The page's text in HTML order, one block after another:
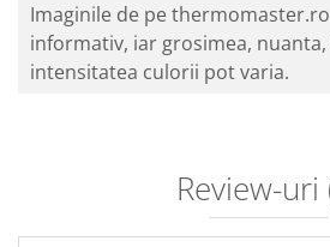
Imaginile de pe
informativ, iar grosimea,
intensitatea culorii pot varia.
Review-uri